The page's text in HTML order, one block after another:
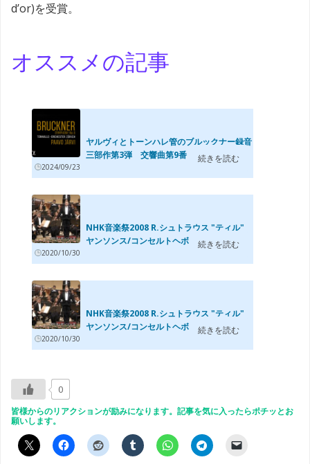
d’or)を受賞。
オススメの記事
ヤルヴィとトーンハレ管のブルックナー録音
三部作第3弾 交響曲第9番 (2023年)
2024/09/23
続きを読む
NHK音楽祭2008 R.シュトラウス "ティル"
ヤンソンス/コンセルトヘボウ管
2020/10/30
続きを読む
NHK音楽祭2008 R.シュトラウス "ティル"
ヤンソンス/コンセルトヘボウ管
2020/10/30
続きを読む
0
皆様からのリアクションが励みになります。記事を気に入ったらポチッとお
願いします。